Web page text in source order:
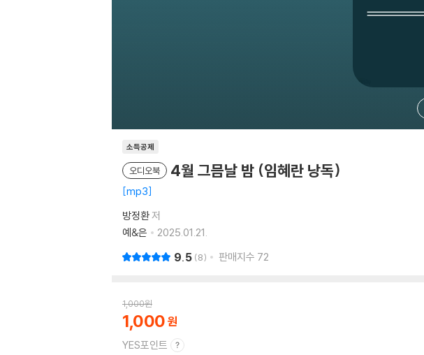
소득공제
오디오북 4월 그믐날 밤 (임혜란 낭독)
mp3
방정환저
예&은
2025.01.21.
9.5 8 판매지수 72
1,000원
1,000
YES포인트